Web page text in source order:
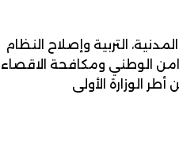
التربية وإصلاح النظام
الوطني ومكافحة الاقصاء